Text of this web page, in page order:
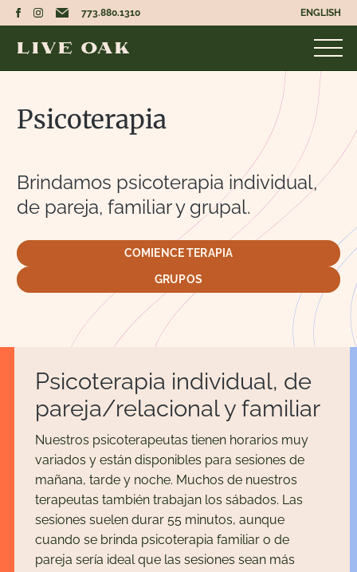
773.880.1310 ENGLISH
Psicoterapia
Brindamos psicoterapia individual,
de pareja, familiar y grupal.
COMIENCE TERAPIA
GRUPOS
Psicoterapia individual, de
pareja/relacional y familiar
Nuestros psicoterapeutas tienen horarios muy
variados y están disponibles para sesiones de
mañana, tarde y noche. Muchos de nuestros
terapeutas también trabajan los sábados. Las
sesiones suelen durar 55 minutos, aunque
cuando se brinda psicoterapia familiar o de
pareja sería ideal que las sesiones sean más